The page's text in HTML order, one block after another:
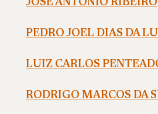
JOSE ANTONIO RIBEIRO
PEDRO JOEL DIAS DA
LUIZ CARLOS
RODRIGO MARCOS DA